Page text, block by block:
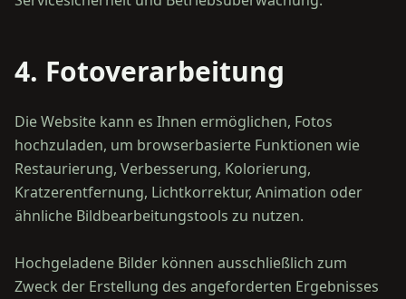
4. Fotoverarbeitung
Die Website kann es Ihnen ermöglichen, Fotos
hochzuladen, um browserbasierte Funktionen wie
Restaurierung, Verbesserung, Kolorierung,
Kratzerentfernung, Lichtkorrektur, Animation oder
ähnliche Bildbearbeitungstools zu nutzen.
Hochgeladene Bilder können ausschließlich zum
Zweck der Erstellung des angeforderten Ergebnisses